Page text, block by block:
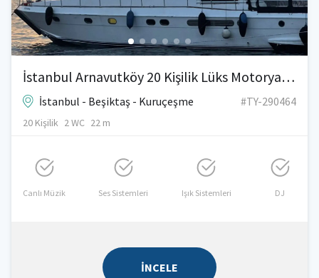
İstanbul Arnavutköy 20 Kişilik Lüks Motoryat Kiralama | Boğaz Turu & Organizasyon
İstanbul - Beşiktaş - Kuruçeşme #TY-290464
20 Kişilik 2 WC 22 m
Canlı Müzik Ses Sistemleri Işık Sistemleri DJ
İNCELE